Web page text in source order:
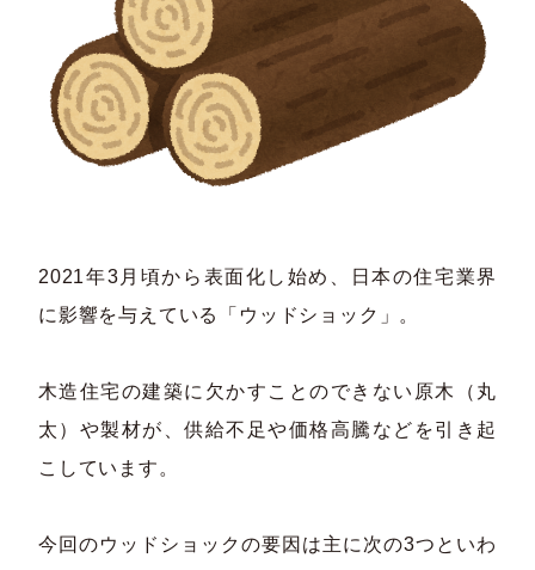
2021年3月頃から表面化し始め、日本の住宅業界
に影響を与えている「ウッドショック」。
木造住宅の建築に欠かすことのできない原木（丸
太）や製材が、供給不足や価格高騰などを引き起
こしています。
今回のウッドショックの要因は主に次の3つといわ